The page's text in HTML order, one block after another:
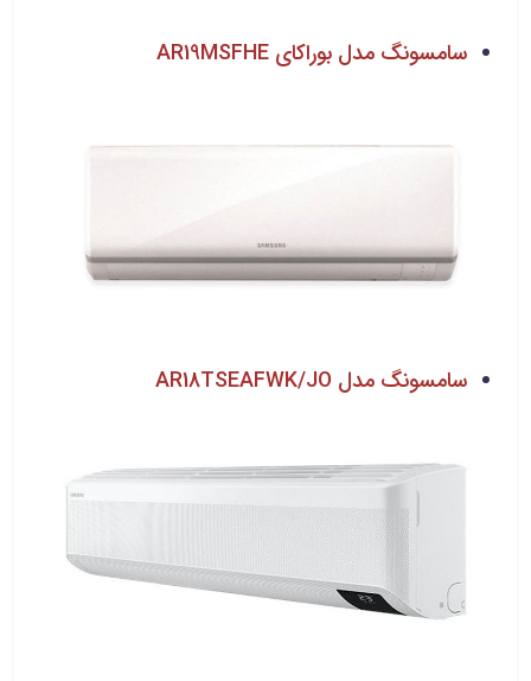
سامسونگ مدل بوراکای AR19MSFHE
سامسونگ مدل AR18TSEAFWK/JO